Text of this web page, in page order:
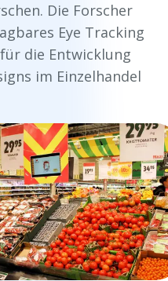
Die Forscher
Eye Tracking
die Entwicklung
im Einzelhandel